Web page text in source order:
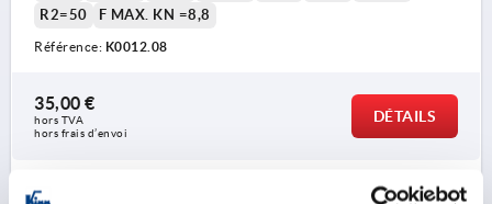
R2=50
F MAX. KN =8,8
Référence: K0012.08
35,00 €
hors TVA
hors frais d’envoi
DÉTAILS
K0012 A